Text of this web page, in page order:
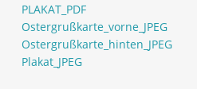
PLAKAT_PDF
Ostergrußkarte_vorne_JPEG
Ostergrußkarte_hinten_JPEG
Plakat_JPEG